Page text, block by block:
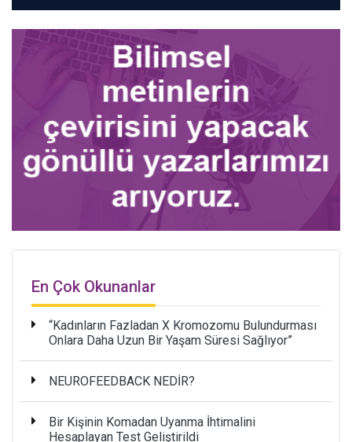
En Çok Okunanlar
“Kadınların Fazladan X Kromozomu Bulundurması
Onlara Daha Uzun Bir Yaşam Süresi Sağlıyor”
NEUROFEEDBACK NEDİR?
Bir Kişinin Komadan Uyanma İhtimalini
Hesaplayan Test Geliştirildi